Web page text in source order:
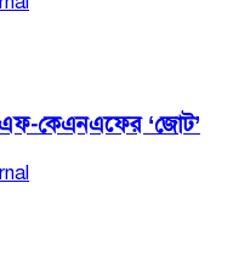
কেএনএফের ‘জোট’